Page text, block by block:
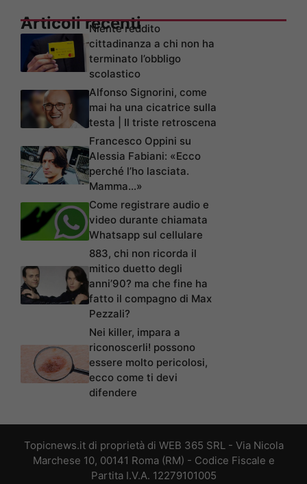
Articoli recenti
Niente reddito
cittadinanza a chi non ha
terminato l’obbligo
scolastico
Alfonso Signorini, come
mai ha una cicatrice sulla
testa | Il triste retroscena
Francesco Oppini su
Alessia Fabiani: «Ecco
perché l’ho lasciata.
Mamma…»
Come registrare audio e
video durante chiamata
Whatsapp sul cellulare
883, chi non ricorda il
mitico duetto degli
anni’90? ma che fine ha
fatto il compagno di Max
Pezzali?
Nei killer, impara a
riconoscerli! possono
essere molto pericolosi,
ecco come ti devi
difendere
Topicnews.it di proprietà di WEB 365 SRL - Via Nicola
Marchese 10, 00141 Roma (RM) - Codice Fiscale e
Partita I.V.A. 12279101005